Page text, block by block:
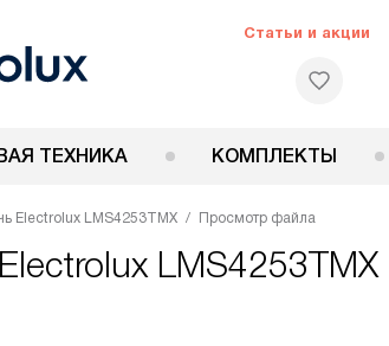
Статьи и акции
ТЕХНИКА КОМПЛЕКТЫ
Electrolux LMS4253TMX Просмотр файла
LMS4253TMX